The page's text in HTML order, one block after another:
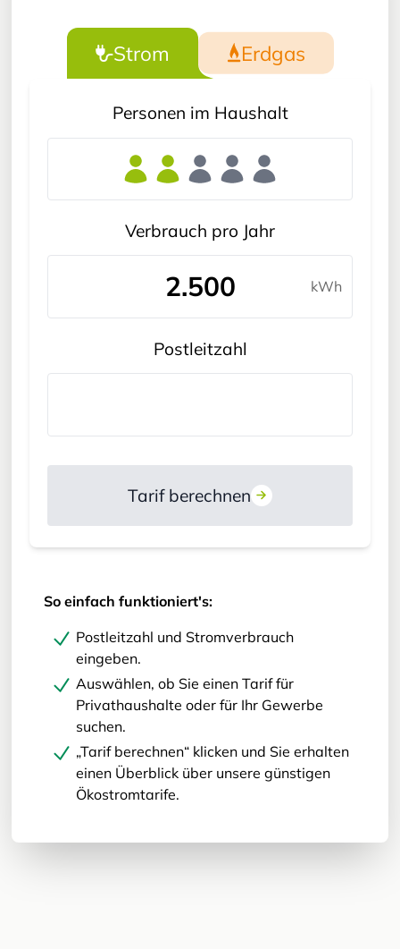
Strom Erdgas
Personen im Haushalt
Verbrauch pro Jahr
kWh
Postleitzahl
characters for results.
Tarif berechnen
So einfach funktioniert's:
Postleitzahl und Stromverbrauch
eingeben.
Auswählen, ob Sie einen Tarif für
Privathaushalte oder für Ihr Gewerbe
suchen.
„Tarif berechnen“ klicken und Sie erhalten
einen Überblick über unsere günstigen
Ökostromtarife.